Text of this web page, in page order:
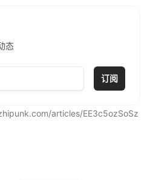
态
订阅
articles/EE3c5ozSoSz